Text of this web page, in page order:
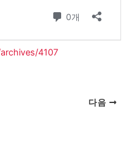
4107
다음